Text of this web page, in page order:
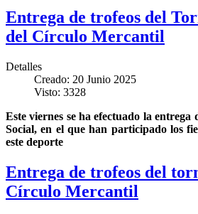
Entrega de trofeos del
del Círculo Mercantil
Detalles
Creado: 20 Junio 2025
Visto: 3328
Este viernes se ha efectuado la entrega
Social, en el que han participado los
este deporte
Entrega de trofeos del
Círculo Mercantil